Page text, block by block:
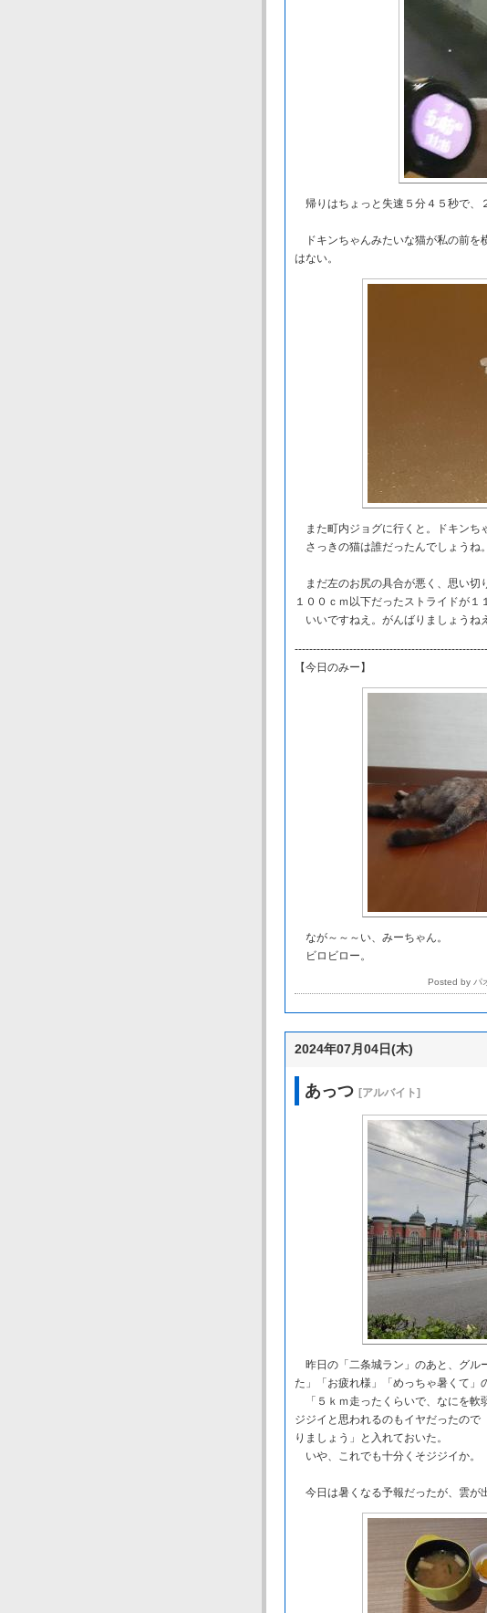
帰りはちょっと失速５分４５秒で、
ドキンちゃんみたいな猫が私の前を
はない。
また町内ジョグに行くと。ドキンち
さっきの猫は誰だったんでしょうね。
まだ左のお尻の具合が悪く、思い切
１００ｃｍ以下だったストライドが１
いいですねえ。がんばりましょうね
【今日のみー】
なが～～～い、みーちゃん。
ビロビロー。
Posted by パ
2024年07月04日(木)
あっつ [アルバイト]
昨日の「二条城ラン」のあと、グル
た」「お疲れ様」「めっちゃ暑くて」
「５ｋｍ走ったくらいで、なにを軟
ジジイと思われるのもイヤだったの
りましょう」と入れておいた。
いや、これでも十分くそジジイか。
今日は暑くなる予報だったが、雲が